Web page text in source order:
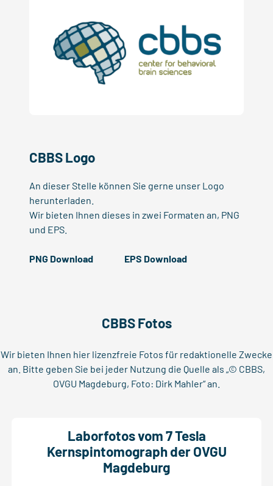
CBBS Logo
An dieser Stelle können Sie gerne unser Logo
herunterladen.
Wir bieten Ihnen dieses in zwei Formaten an, PNG
und EPS.
PNG Download EPS Download
CBBS Fotos
Wir bieten Ihnen hier lizenzfreie Fotos für redaktionelle Zwecke
an. Bitte geben Sie bei jeder Nutzung die Quelle als „© CBBS,
OVGU Magdeburg, Foto: Dirk Mahler“ an.
Laborfotos vom 7 Tesla
Kernspintomograph der OVGU
Magdeburg